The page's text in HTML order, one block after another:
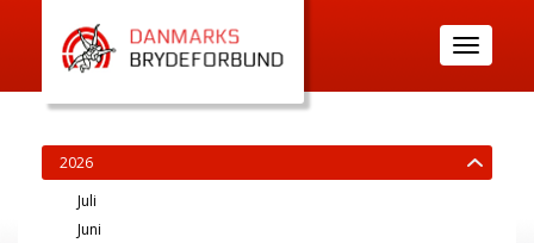
Toggle
navigation
2026
Juli
Juni